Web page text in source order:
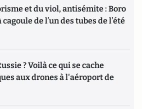
et du viol, antisémite : Boro
de l’un des tubes de l’été
? Voilà ce qui se cache
aux drones à l'aéroport de